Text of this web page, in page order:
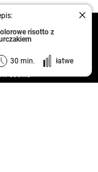
risotto z
30 min. łatwe
cookie